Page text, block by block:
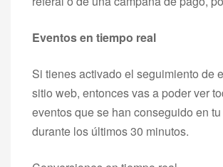
Eventos en tiempo real
Si tienes activado el seguimiento de
sitio web, entonces vas a poder ver
eventos que se han conseguido en
durante los últimos 30 minutos.